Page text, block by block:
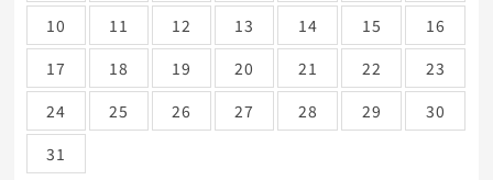
10
11 12 13 14 15
16
17
18 19 20 21 22
23
24
25 26 27 28 29
30
31